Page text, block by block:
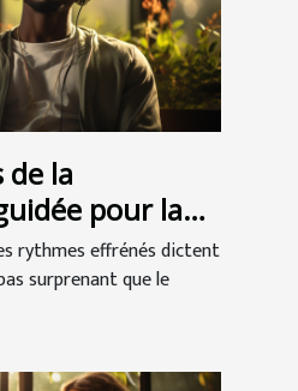
de la
pour la
stress
rythmes effrénés dictent
surprenant que le